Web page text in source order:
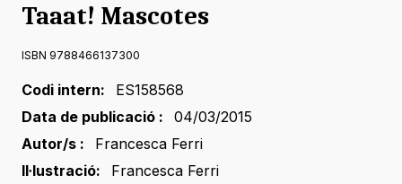
Taaat! Mascotes
ISBN 9788466137300
Codi intern:
ES158568
Data de publicació :
04/03/2015
Autor/s :
Francesca Ferri
Il·lustració:
Francesca Ferri